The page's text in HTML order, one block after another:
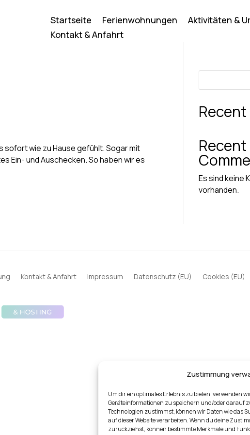
Zustimmung
Um dir ein optimales Erlebnis zu bieten, verwenden
Geräteinformationen zu speichern und/oder darauf
Technologien zustimmst, können wir Daten wie das
auf dieser Website verarbeiten. Wenn du deine
zurückziehst, können bestimmte Merkmale und
Startseite Ferienwohnungen
Aktivitäten &
Kontakt & Anfahrt
sofort wie zu Hause gefühlt. Sogar mit
Ein- und Auschecken. So haben wir es
Recent
Es sind keine
vorhanden.
Kontakt & Anfahrt Impressum Datenschutz (EU) Cookies (EU)